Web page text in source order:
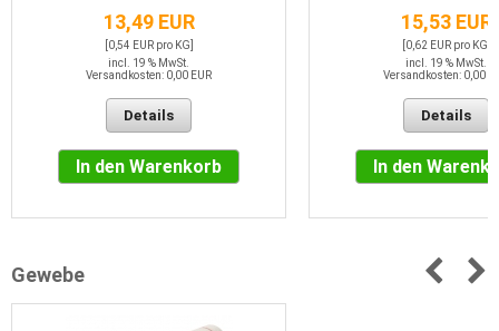
13,49 EUR
[0,54 EUR pro KG]
incl. 19 % MwSt.
Versandkosten: 0,00 EUR
Details
In den Warenkorb
15,53 EUR
[0,62 EUR pro KG]
incl. 19 % MwSt.
Versandkosten: 0,00
Details
In den
Gewebe